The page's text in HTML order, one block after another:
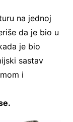
na jednoj
da je bio u
je bio
sastav
i